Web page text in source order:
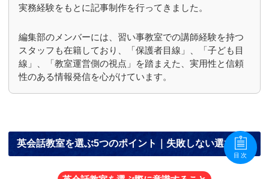
実務経験をもとに記事制作を行ってきました。
編集部のメンバーには、習い事教室での講師経験を持つ
スタッフも在籍しており、「保護者目線」、「子ども目
線」、「教室運営側の視点」を踏まえた、実用性と信頼
性のある情報発信を心がけています。
英会話教室を選ぶ5つのポイント｜失敗しない選び方
目次